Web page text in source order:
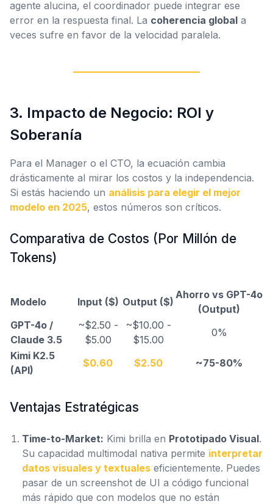
agente alucina, el coordinador puede integrar ese
error en la respuesta final. La coherencia global a
veces sufre en favor de la velocidad paralela.
3. Impacto de Negocio: ROI y
Soberanía
Para el Manager o el CTO, la ecuación cambia
drásticamente al mirar los costos y la independencia.
Si estás haciendo un análisis para elegir el mejor
modelo en 2025, estos números son críticos.
Comparativa de Costos (Por Millón de
Tokens)
Modelo Input ($) Output ($)
Ahorro vs GPT-4o
(Output)
GPT-4o /
Claude 3.5
~$2.50 -
$5.00
~$10.00 -
$15.00
0%
Kimi K2.5
(API)
$0.60 $2.50 ~75-80%
Ventajas Estratégicas
Time-to-Market: Kimi brilla en Prototipado Visual.
Su capacidad multimodal nativa permite interpretar
datos visuales y textuales eficientemente. Puedes
pasar de un screenshot de UI a código funcional
más rápido que con modelos que no están